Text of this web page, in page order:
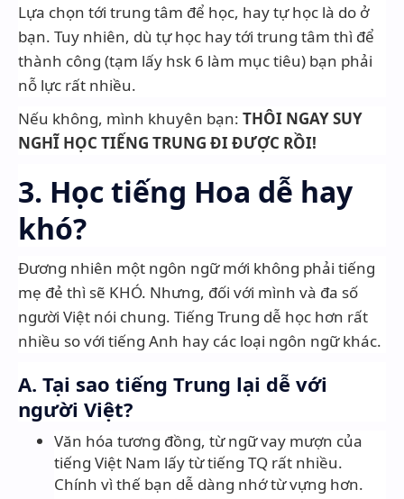
Lựa chọn tới trung tâm để học, hay tự học là do ở
bạn. Tuy nhiên, dù tự học hay tới trung tâm thì để
thành công (tạm lấy hsk 6 làm mục tiêu) bạn phải
nỗ lực rất nhiều.
Nếu không, mình khuyên bạn: THÔI NGAY SUY
NGHĨ HỌC TIẾNG TRUNG ĐI ĐƯỢC RỒI!
3. Học tiếng Hoa dễ hay
khó?
Đương nhiên một ngôn ngữ mới không phải tiếng
mẹ đẻ thì sẽ KHÓ. Nhưng, đối với mình và đa số
người Việt nói chung. Tiếng Trung dễ học hơn rất
nhiều so với tiếng Anh hay các loại ngôn ngữ khác.
A. Tại sao tiếng Trung lại dễ với
người Việt?
Văn hóa tương đồng, từ ngữ vay mượn của
tiếng Việt Nam lấy từ tiếng TQ rất nhiều.
Chính vì thế bạn dễ dàng nhớ từ vựng hơn.